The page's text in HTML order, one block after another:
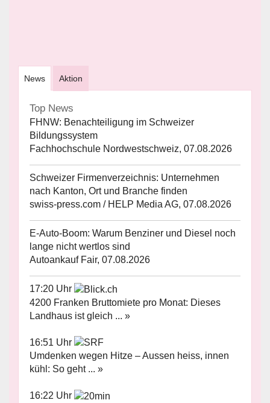
News Aktion
Top News
FHNW: Benachteiligung im Schweizer
Bildungssystem
Fachhochschule Nordwestschweiz, 07.08.2026
Schweizer Firmenverzeichnis: Unternehmen
nach Kanton, Ort und Branche finden
swiss-press.com / HELP Media AG, 07.08.2026
E-Auto-Boom: Warum Benziner und Diesel noch
lange nicht wertlos sind
Autoankauf Fair, 07.08.2026
17:20 Uhr
4200 Franken Bruttomiete pro Monat: Dieses
Landhaus ist gleich ... »
16:51 Uhr
Umdenken wegen Hitze – Aussen heiss, innen
kühl: So geht ... »
16:22 Uhr